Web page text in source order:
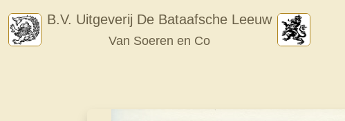
content
B.V. Uitgeverij De Bataafsche Leeuw
Van Soeren en Co